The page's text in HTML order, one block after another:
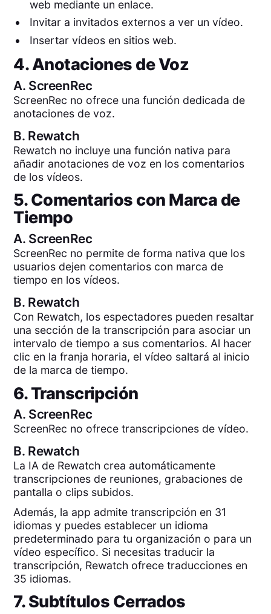
web mediante un enlace.
Invitar a invitados externos a ver un vídeo.
Insertar vídeos en sitios web.
4. Anotaciones de Voz
A. ScreenRec
ScreenRec no ofrece una función dedicada de
anotaciones de voz.
B. Rewatch
Rewatch no incluye una función nativa para
añadir anotaciones de voz en los comentarios
de los vídeos.
5. Comentarios con Marca de
Tiempo
A. ScreenRec
ScreenRec no permite de forma nativa que los
usuarios dejen comentarios con marca de
tiempo en los vídeos.
B. Rewatch
Con Rewatch, los espectadores pueden resaltar
una sección de la transcripción para asociar un
intervalo de tiempo a sus comentarios. Al hacer
clic en la franja horaria, el vídeo saltará al inicio
de la marca de tiempo.
6. Transcripción
A. ScreenRec
ScreenRec no ofrece transcripciones de vídeo.
B. Rewatch
La IA de Rewatch crea automáticamente
transcripciones de reuniones, grabaciones de
pantalla o clips subidos.
Además, la app admite transcripción en 31
idiomas y puedes establecer un idioma
predeterminado para tu organización o para un
vídeo específico. Si necesitas traducir la
transcripción, Rewatch ofrece traducciones en
35 idiomas.
7. Subtítulos Cerrados